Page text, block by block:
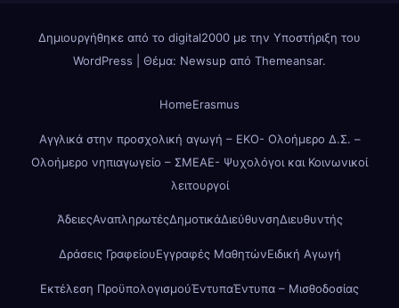
Δημιουργήθηκε από το digital2000 με την Υποστήριξη του
WordPress
Θέμα: Newsup από Themeansar.
HomeErasmus
Αγγλικά στην προσχολική αγωγή – ΕΚΟ- Ολοήμερο Δ.Σ. –
Ολοήμερο νηπιαγωγείο – ΣΜΕΑΕ- Ψυχολόγοι και Κοινωνικοί
λειτουργοί
ΆδειεςΑναπληρωτέςΔημοτικάΔιεύθυνσηΔιευθυντής
Δράσεις ΓραφείουΕγγραφές ΜαθητώνΕιδική Αγωγή
Εκτέλεση ΠροϋπολογισμούΈντυπαΈντυπα – Μισθοδοσίας